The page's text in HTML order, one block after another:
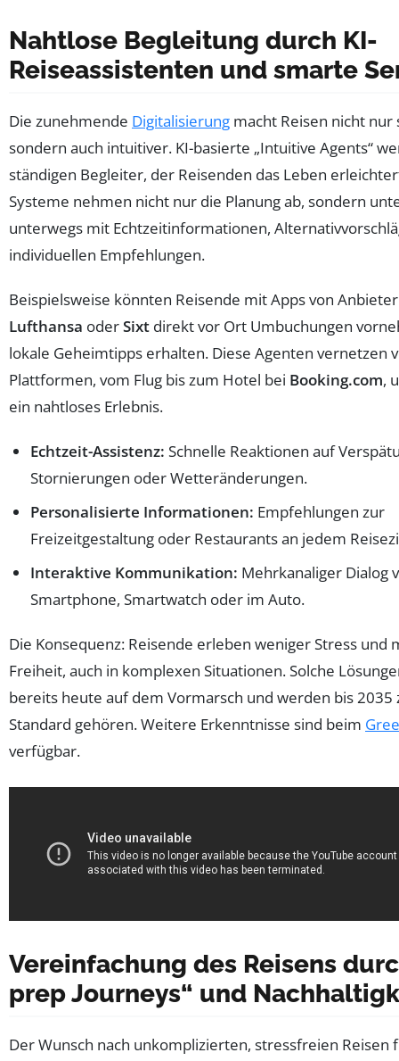
Nahtlose Begleitung durch KI-
Reiseassistenten und smarte
Die zunehmende Digitalisierung macht Reisen nicht
sondern auch intuitiver. KI-basierte „Intuitive Agents“
ständigen Begleiter, der Reisenden das Leben
Systeme nehmen nicht nur die Planung ab, sondern
unterwegs mit Echtzeitinformationen,
individuellen Empfehlungen.
Beispielsweise könnten Reisende mit Apps von
Lufthansa oderSixt direkt vor Ort Umbuchungen
lokale Geheimtipps erhalten. Diese Agenten vernetzen
Plattformen, vom Flug bis zum Hotel bei Booking.com,
ein nahtloses Erlebnis.
Echtzeit-Assistenz: Schnelle Reaktionen auf
Stornierungen oder Wetteränderungen.
Personalisierte Informationen: Empfehlungen zur
Freizeitgestaltung oder Restaurants an jedem
Interaktive Kommunikation: Mehrkanaliger Dialog
Smartphone, Smartwatch oder im Auto.
Die Konsequenz: Reisende erleben weniger Stress und
Freiheit, auch in komplexen Situationen. Solche
bereits heute auf dem Vormarsch und werden bis 2035
Standard gehören. Weitere Erkenntnisse sind beim
verfügbar.
Vereinfachung des Reisens
prep Journeys“ und
Der Wunsch nach unkomplizierten, stressfreien Reisen